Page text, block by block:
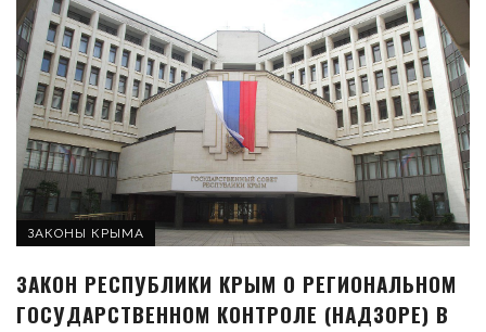
ЗАКОНЫ КРЫМА
ЗАКОН РЕСПУБЛИКИ КРЫМ О РЕГИОНАЛЬНОМ
ГОСУДАРСТВЕННОМ КОНТРОЛЕ (НАДЗОРЕ) В